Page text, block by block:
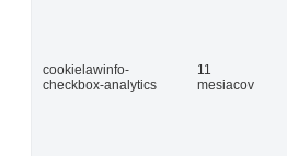
cookielawinfo-
checkbox-analytics
11
mesiacov